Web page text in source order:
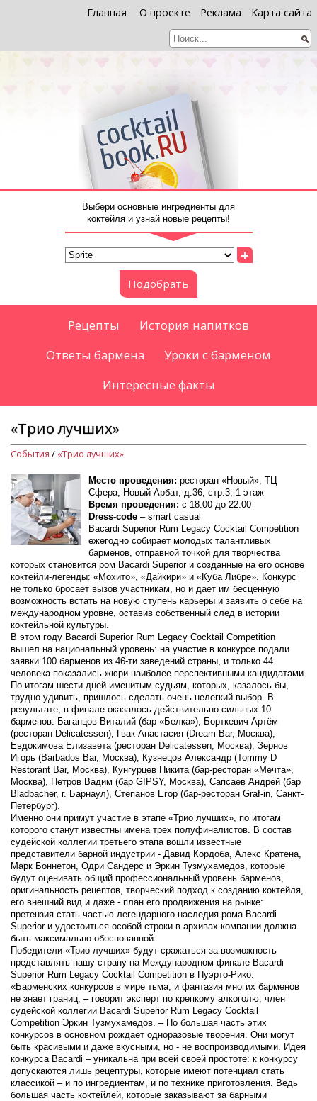
Главная О проекте Реклама Карта сайта
Выбери основные ингредиенты для
коктейля и узнай новые рецепты!
+
Подобрать
Рецепты
История напитков
Ответы бармена
Уроки с барменом
Интересные факты
«Трио лучших»
События / «Трио лучших»
Место проведения: ресторан «Новый», ТЦ
Сфера, Новый Арбат, д.36, стр.3, 1 этаж
Время проведения: с 18.00 до 22.00
Dress-code – smart casual
Bacardi Superior Rum Legacy Cocktail Competition
ежегодно собирает молодых талантливых
барменов, отправной точкой для творчества
которых становится ром Bacardi Superior и созданные на его основе
коктейли-легенды: «Мохито», «Дайкири» и «Куба Либре». Конкурс
не только бросает вызов участникам, но и дает им бесценную
возможность встать на новую ступень карьеры и заявить о себе на
международном уровне, оставив собственный след в истории
коктейльной культуры.
В этом году Bacardi Superior Rum Legacy Cocktail Competition
вышел на национальный уровень: на участие в конкурсе подали
заявки 100 барменов из 46-ти заведений страны, и только 44
человека показались жюри наиболее перспективными кандидатами.
По итогам шести дней именитым судьям, которых, казалось бы,
трудно удивить, пришлось сделать очень нелегкий выбор. В
результате, в финале оказалось действительно сильных 10
барменов: Баганцов Виталий (бар «Белка»), Борткевич Артём
(ресторан Delicatessen), Гвак Анастасия (Dream Bar, Москва),
Евдокимова Елизавета (ресторан Delicatessen, Москва), Зернов
Игорь (Barbados Bar, Москва), Кузнецов Александр (Tommy D
Restorant Bar, Москва), Кунгурцев Никита (бар-ресторан «Мечта»,
Москва), Петров Вадим (бар GIPSY, Москва), Сапсаев Андрей (бар
Bladbacher, г. Барнаул), Степанов Егор (бар-ресторан Graf-in, Санкт-
Петербург).
Именно они примут участие в этапе «Трио лучших», по итогам
которого станут известны имена трех полуфиналистов. В состав
судейской коллегии третьего этапа вошли известные
представители барной индустрии - Давид Кордоба, Алекс Кратена,
Марк Боннетон, Одри Сандерс и Эркин Тузмухамедов, которые
будут оценивать общий профессиональный уровень барменов,
оригинальность рецептов, творческий подход к созданию коктейля,
его внешний вид и даже - план его продвижения на рынке:
претензия стать частью легендарного наследия рома Bacardi
Superior и удостоиться особой строки в архивах компании должна
быть максимально обоснованной.
Победители «Трио лучших» будут сражаться за возможность
представлять нашу страну на Международном финале Bacardi
Superior Rum Legacy Cocktail Competition в Пуэрто-Рико.
«Барменских конкурсов в мире тьма, и фантазия многих барменов
не знает границ, – говорит эксперт по крепкому алкоголю, член
судейской коллегии Bacardi Superior Rum Legacy Cocktail
Competition Эркин Тузмухамедов. – Но большая часть этих
конкурсов в основном рождает одноразовые творения. Они могут
быть красивыми и даже вкусными, но - не воспроизводимыми. Идея
конкурса Bacardi – уникальна при всей своей простоте: к конкурсу
допускаются лишь рецептуры, которые имеют потенциал стать
классикой – и по ингредиентам, и по технике приготовления. Ведь
большая часть коктейлей, которые заказывают за барными